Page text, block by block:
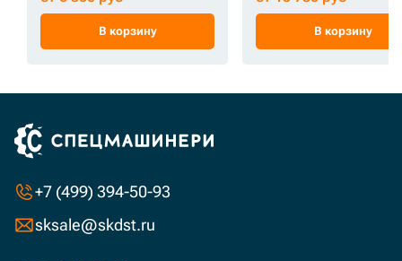
В корзину В корзину
+7 (499) 394-50-93
sksale@skdst.ru